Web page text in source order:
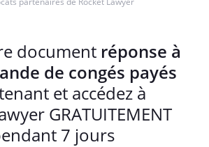
document réponse à
de congés payés
et accédez à
GRATUITEMENT
7 jours